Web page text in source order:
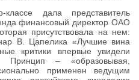
дала представитель
финансовый директор ОАО
присутствовала на нем:
В. Цапелика «Лучшие вина
критики впервые увидели
Принцип – «образовывая,
применен ведущим